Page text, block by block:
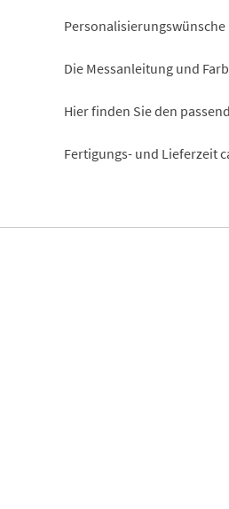
Die Messanleitung und
Hier finden Sie den
Fertigungs- und Lieferzeit